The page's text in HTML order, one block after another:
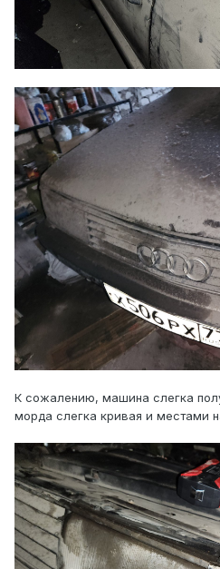
К сожалению, машина слегка
морда слегка кривая и местами